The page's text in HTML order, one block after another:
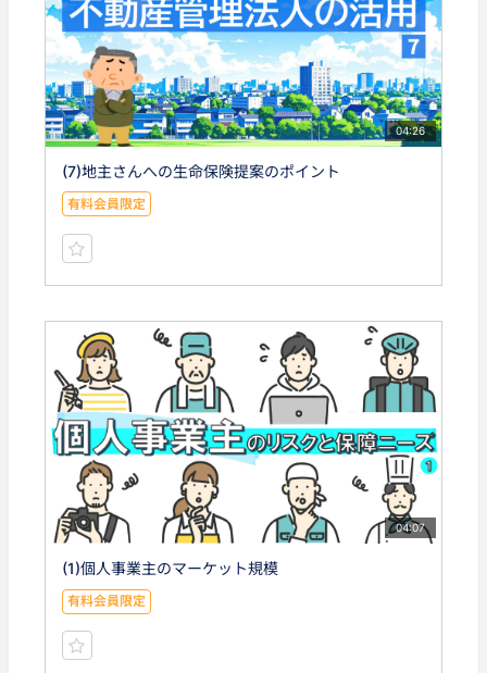
04:26
(7)地主さんへの生命保険提案のポイント
有料会員限定
04:07
(1)個人事業主のマーケット規模
有料会員限定